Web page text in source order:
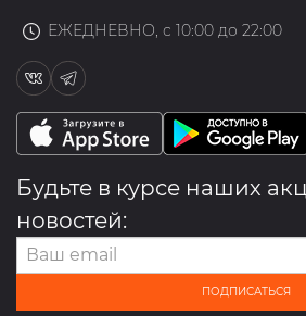
ЕЖЕДНЕВНО, с 10:00 до 22:00
Будьте в курсе наших
новостей:
ПОДПИСАТЬСЯ